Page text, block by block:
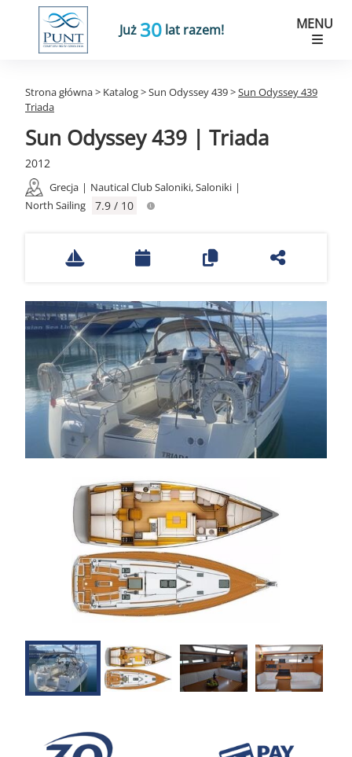
Już 30 lat razem! MENU
Strona główna> Katalog>Sun Odyssey 439>Sun Odyssey 439
Triada
Sun Odyssey 439 | Triada
2012
Grecja | Nautical Club Saloniki, Saloniki |
North Sailing
7.9 / 10